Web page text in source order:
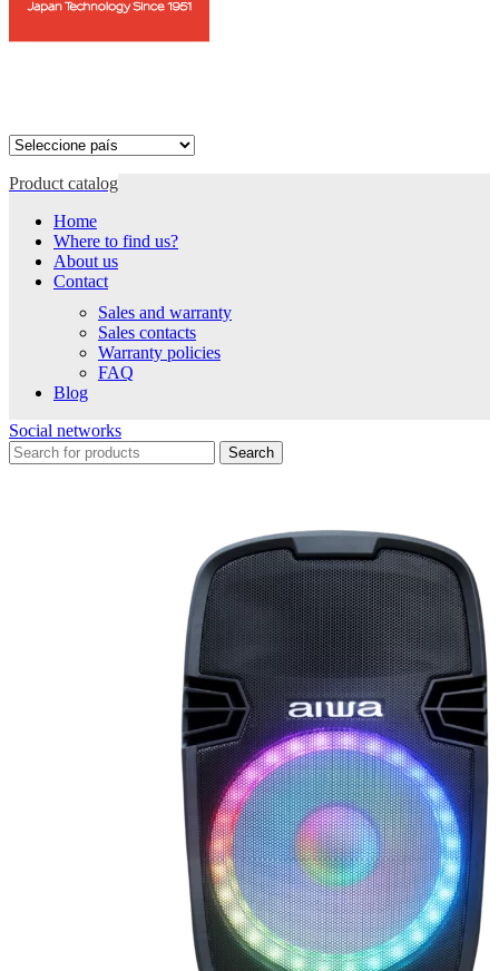
Product catalog
Home
Where to find us?
About us
Contact
Sales and warranty
Sales contacts
Warranty policies
FAQ
Blog
Social networks
Search